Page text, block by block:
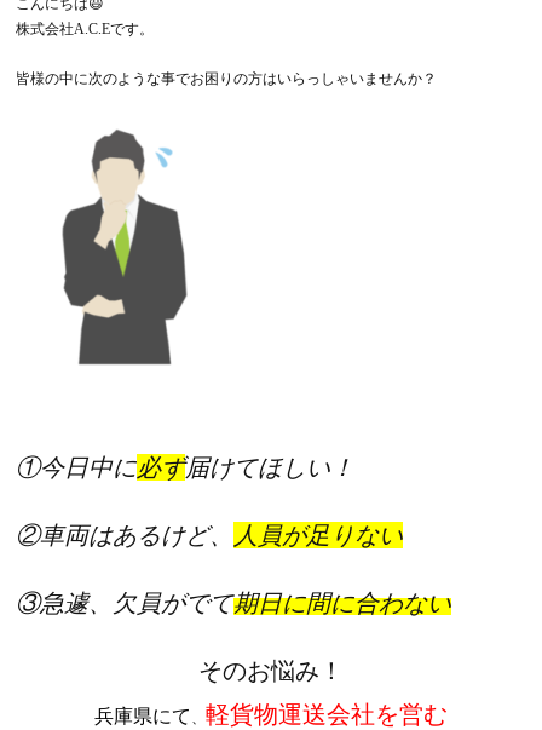
こんにちは😃
株式会社A.C.Eです。
皆様の中に次のような事でお困りの方はいらっしゃいませんか？
①今日中に必ず届けてほしい！
②車両はあるけど、 人員が足りない
③急遽、欠員がでて期日に間に合わない
そのお悩み！
兵庫県にて 、 軽貨物運送会社を営む